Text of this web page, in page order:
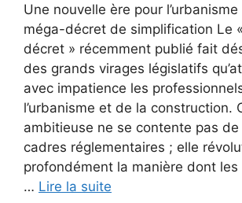
Une nouvelle ère pour
méga-décret de simplification Le
décret » récemment publié fait
des grands virages législatifs
avec impatience les
l’urbanisme et de la construction.
ambitieuse ne se contente pas
cadres réglementaires ; elle
profondément la manière dont
… Lire la suite